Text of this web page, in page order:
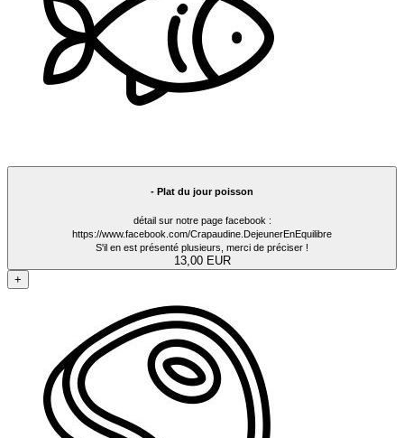
- Plat du jour poisson
détail sur notre page facebook :
https://www.facebook.com/Crapaudine.DejeunerEnEquilibre
S'il en est présenté plusieurs, merci de préciser !
13,00 EUR
+